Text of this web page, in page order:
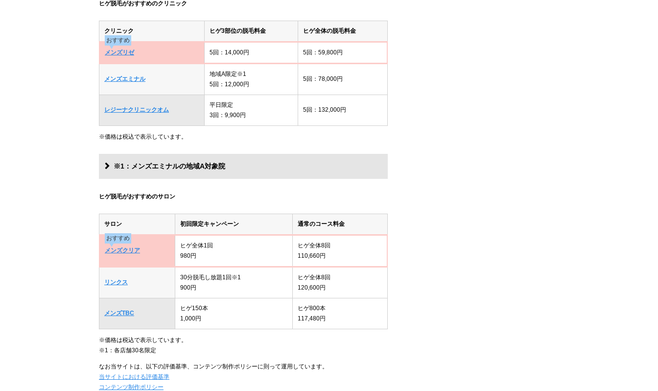
ヒゲ脱毛がおすすめのクリニック
クリニック ヒゲ3部位の脱毛料金
ヒゲ全体の脱毛料金
おすすめ
メンズリゼ
5回：14,000円 5回：59,800円
メンズエミナル
地域A限定※1
5回：12,000円
5回：78,000円
レジーナクリニックオム
平日限定
3回：9,900円
5回：132,000円
※価格は税込で表示しています。
※1：メンズエミナルの地域A対象院
ヒゲ脱毛がおすすめのサロン
サロン 初回限定キャンペーン 通常のコース料金
おすすめ
メンズクリア
ヒゲ全体1回
980円
ヒゲ全体8回
110,660円
リンクス
30分脱毛し放題1回※1
900円
ヒゲ全体8回
120,600円
メンズTBC
ヒゲ150本
1,000円
ヒゲ800本
117,480円
※価格は税込で表示しています。
※1：各店舗30名限定
なお当サイトは、以下の評価基準、コンテンツ制作ポリシーに則って運用しています。
当サイトにおける評価基準
コンテンツ制作ポリシー